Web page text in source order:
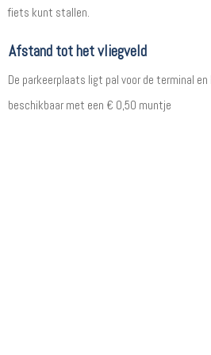
fiets kunt stallen.
Afstand tot het vliegveld
De parkeerplaats ligt pal voor de terminal
beschikbaar met een € 0,50 muntje